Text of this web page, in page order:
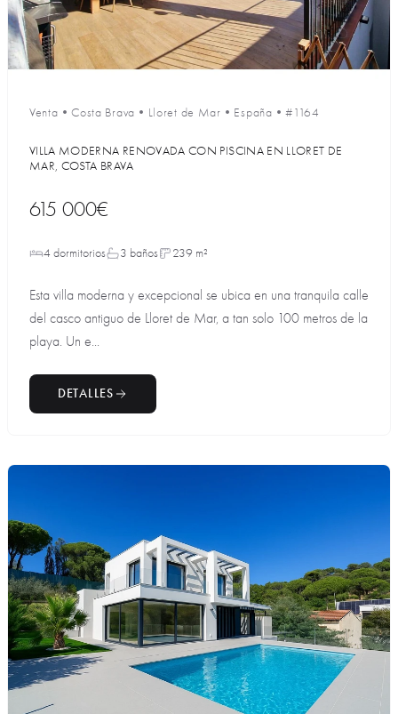
Venta •Costa Brava • Lloret de Mar • España •#1164
VILLA MODERNA RENOVADA CON PISCINA EN LLORET DE
MAR, COSTA BRAVA
615 000€
4 dormitorios 3 baños 239 m²
Esta villa moderna y excepcional se ubica en una tranquila calle
del casco antiguo de Lloret de Mar, a tan solo 100 metros de la
playa. Un e...
DETALLES